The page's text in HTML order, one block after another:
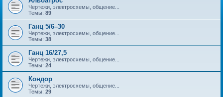
Чертежи, электросхемы, общение...
Темы: 89
Ганц 5/6–30
Чертежи, электросхемы, общение...
Темы: 38
Ганц 16/27,5
Чертежи, электросхемы, общение...
Темы: 24
Кондор
Чертежи, электросхемы, общение...
Темы: 29